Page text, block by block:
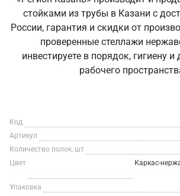
стойками из трубы в Казани с
России, гарантия и скидки от
проверенные стеллажи
инвестируете в порядок, гигиену и
рабочего
Код
Артикул
Количество полок, шт
Цвет
Каркас-
Упаковка